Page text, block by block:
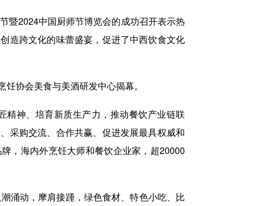
2024中国厨师节博览会的成功召开表示热
造跨文化的味蕾盛宴，促进了中西饮食文化
协会美食与美酒研发中心揭幕。
精神、培育新质生产力，推动餐饮产业链联
采购交流、合作共赢、促进发展最具权威和
，海内外烹饪大师和餐饮企业家，超20000
动，摩肩接踵，绿色食材、特色小吃、比